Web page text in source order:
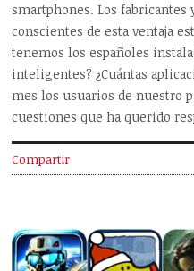
smartphones. Los
conscientes de esta ventaja
tenemos los españoles
inteligentes? ¿Cuántas
mes los usuarios de nuestro
cuestiones que ha querido
Compartir